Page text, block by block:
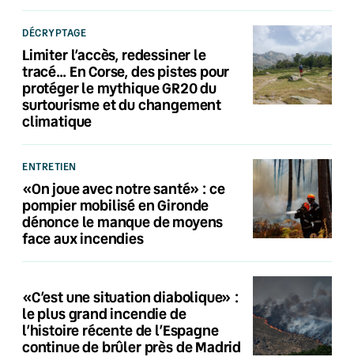
DÉCRYPTAGE
Limiter l’accès, redessiner le
tracé… En Corse, des pistes pour
protéger le mythique GR20 du
surtourisme et du changement
climatique
ENTRETIEN
«On joue avec notre santé» : ce
pompier mobilisé en Gironde
dénonce le manque de moyens
face aux incendies
«C’est une situation diabolique» :
le plus grand incendie de
l’histoire récente de l’Espagne
continue de brûler près de Madrid